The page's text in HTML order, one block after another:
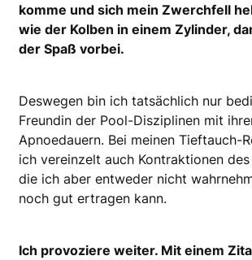
komme und sich mein Zwerchfell
wie der Kolben in einem Zylinder,
der Spaß vorbei.
Deswegen bin ich tatsächlich nur
Freundin der Pool-Disziplinen mit
Apnoedauern. Bei meinen Tieftauch-
ich vereinzelt auch Kontraktionen
die ich aber entweder nicht
noch gut ertragen kann.
Ich provoziere weiter. Mit einem